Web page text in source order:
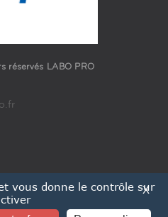
réservés LABO PRO
X
vous donne le contrôle sur